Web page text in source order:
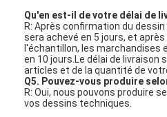
Qu'en est-il de votre délai de
R: Après confirmation du
sera achevé en 5 jours, et
l'échantillon, les marchandises
en 10 jours.Le délai de livraison
articles et de la quantité de
Q5. Pouvez-vous produire
R: Oui, nous pouvons produire
vos dessins techniques.